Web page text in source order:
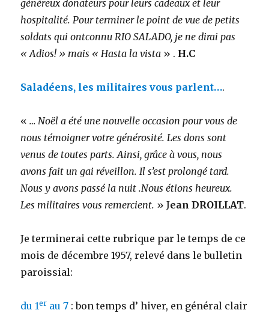
généreux donateurs pour leurs cadeaux et leur
hospitalité. Pour terminer le point de vue de petits
soldats qui ontconnu RIO SALADO, je ne dirai pas
« Adios! » mais « Hasta la vista » . H.C
Saladéens, les militaires vous parlent….
«… Noël a été une nouvelle occasion pour vous de
nous témoigner votre générosité. Les dons sont
venus de toutes parts. Ainsi, grâce à vous, nous
avons fait un gai réveillon. Il s’est prolongé tard.
Nous y avons passé la nuit .Nous étions heureux.
Les militaires vous remercient. » Jean DROILLAT.
Je terminerai cette rubrique par le temps de ce
mois de décembre 1957, relevé dans le bulletin
paroissial:
du 1er au 7 : bon temps d’ hiver, en général clair